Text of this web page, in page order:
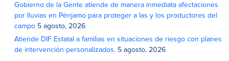
Gobierno de la Gente atiende de manera inmediata afectaciones
por lluvias en Pénjamo para proteger a las y los productores del
campo 5 agosto, 2026
Atiende DIF Estatal a familias en situaciones de riesgo con planes
de intervención personalizados. 5 agosto, 2026